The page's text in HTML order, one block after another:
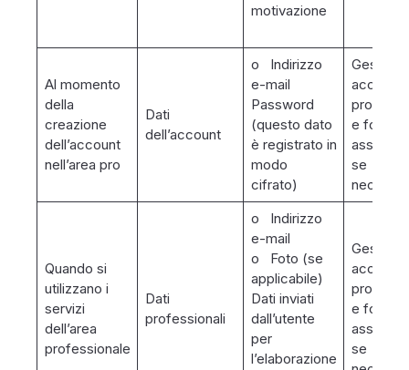
motivazione
Al momento
della
creazione
dell’account
nell’area pro
Dati
dell’account
o Indirizzo
e-mail
Password
(questo dato
è registrato in
modo
cifrato)
Gestire
account
e fornire
se
Quando si
utilizzano i
servizi
dell’area
professionale
Dati
professionali
o Indirizzo
e-mail
o Foto (se
applicabile)
Dati inviati
dall’utente
per
l’elaborazione
Gestire
account
e fornire
se